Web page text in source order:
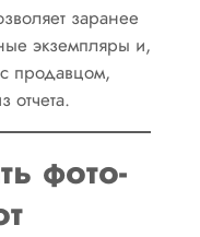
заранее
экземпляры и,
продавцом,
отчета.
фото-